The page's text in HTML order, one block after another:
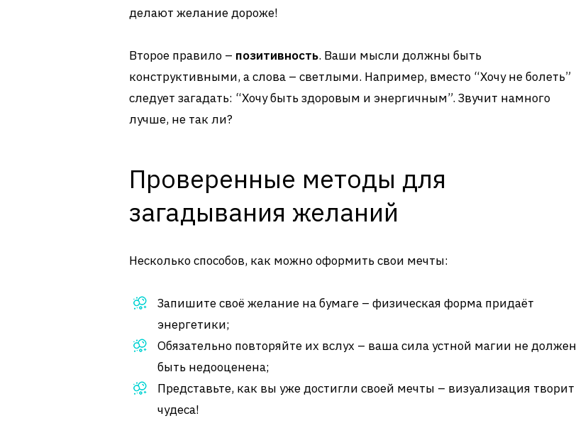
делают желание дороже!
Второе правило – позитивность. Ваши мысли должны быть
конструктивными, а слова – светлыми. Например, вместо “Хочу не болеть”
следует загадать: “Хочу быть здоровым и энергичным”. Звучит намного
лучше, не так ли?
Проверенные методы для
загадывания желаний
Несколько способов, как можно оформить свои мечты:
Запишите своё желание на бумаге – физическая форма придаёт
энергетики;
Обязательно повторяйте их вслух – ваша сила устной магии не должен
быть недооценена;
Представьте, как вы уже достигли своей мечты – визуализация творит
чудеса!